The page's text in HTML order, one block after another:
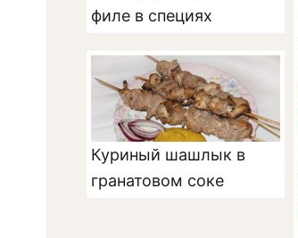
филе в специях
Куриный шашлык в
гранатовом соке